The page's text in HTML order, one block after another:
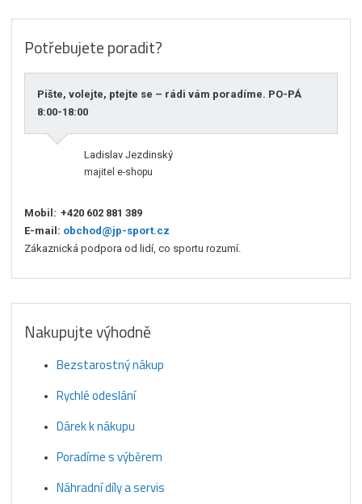
Potřebujete poradit?
Pište, volejte, ptejte se – rádi vám poradíme. PO-PÁ
8:00-18:00
Ladislav Jezdinský
majitel e-shopu
Mobil: +420 602 881 389
E-mail: obchod@jp-sport.cz
Zákaznická podpora od lidí, co sportu rozumí.
Nakupujte výhodně
Bezstarostný nákup
Rychlé odeslání
Dárek k nákupu
Poradíme s výběrem
Náhradní díly a servis